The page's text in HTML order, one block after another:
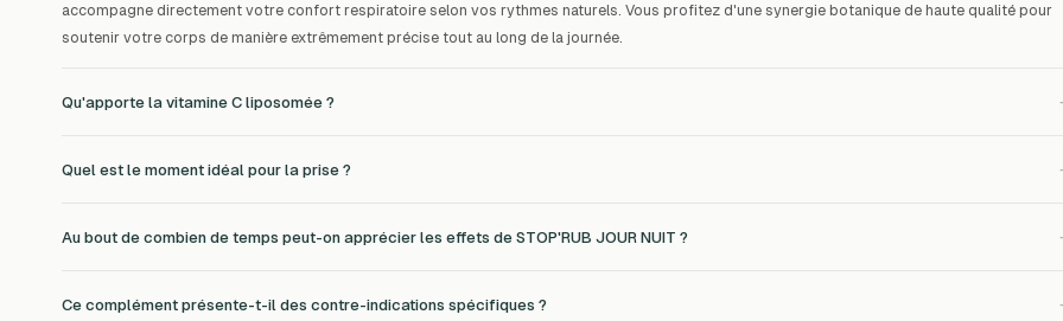
accompagne directement votre confort respiratoire selon vos rythmes naturels. Vous profitez d'une synergie botanique de haute qualité pour
soutenir votre corps de manière extrêmement précise tout au long de la journée.
Qu'apporte la vitamine C liposomée ?
Quel est le moment idéal pour la prise ?
Au bout de combien de temps peut-on apprécier les effets de STOP'RUB JOUR NUIT ?
Ce complément présente-t-il des contre-indications spécifiques ?